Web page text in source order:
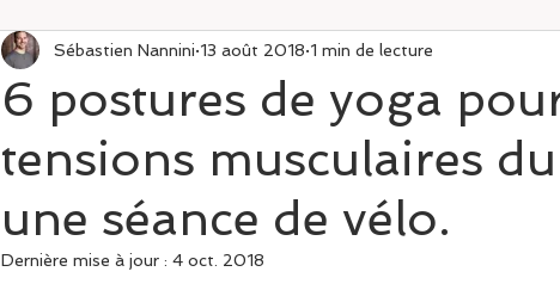
6 postures de yoga
tensions musculaires
une séance de vélo.
Sébastien Nannini 13 août 2018 1 min de lecture
Dernière mise à jour : 4 oct. 2018